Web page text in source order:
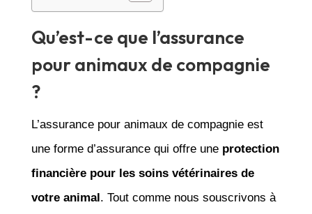
Qu’est-ce que l’assurance
pour animaux de compagnie
?
L’assurance pour animaux de compagnie est
une forme d’assurance qui offre une protection
financière pour les soins vétérinaires de
votre animal. Tout comme nous souscrivons à